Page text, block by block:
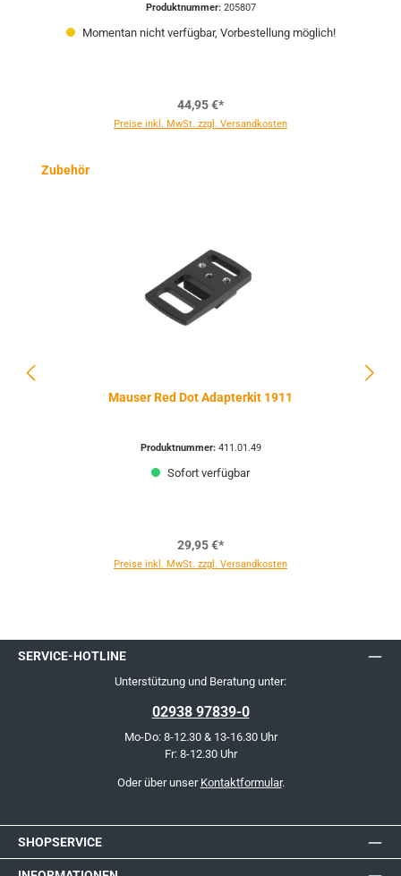
Produktnummer: 205807
Momentan nicht verfügbar, Vorbestellung möglich!
44,95 €*
Preise inkl. MwSt. zzgl. Versandkosten
Produktgalerie überspringen
Zubehör
Mauser Red Dot Adapterkit 1911
Produktnummer: 411.01.49
Sofort verfügbar
29,95 €*
Preise inkl. MwSt. zzgl. Versandkosten
SERVICE-HOTLINE
Unterstützung und Beratung unter:
02938 97839-0
Mo-Do: 8-12.30 & 13-16.30 Uhr
Fr: 8-12.30 Uhr
Oder über unser Kontaktformular.
SHOPSERVICE